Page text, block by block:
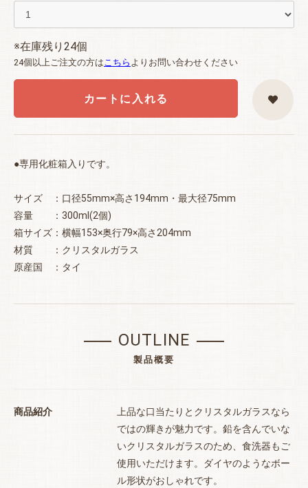
※在庫残り24個
24個以上ご注文の方はこちら よりお問い合わせください
カートに入れる
お買い物を続ける
●専用化粧箱入りです。
サイズ ：口径55mm×高さ194mm・最大径75mm
容量 ：300ml(2個)
箱サイズ：横幅153×奥行79×高さ204mm
材質 ：クリスタルガラス
原産国 ：タイ
OUTLINE
製品概要
商品紹介
上品な口当たりとクリスタルガラスなら
ではの輝きが魅力です。鉛を含んでいな
いクリスタルガラスのため、食洗器もご
使用いただけます。ダイヤのようなボー
ル形状がおしゃれです。